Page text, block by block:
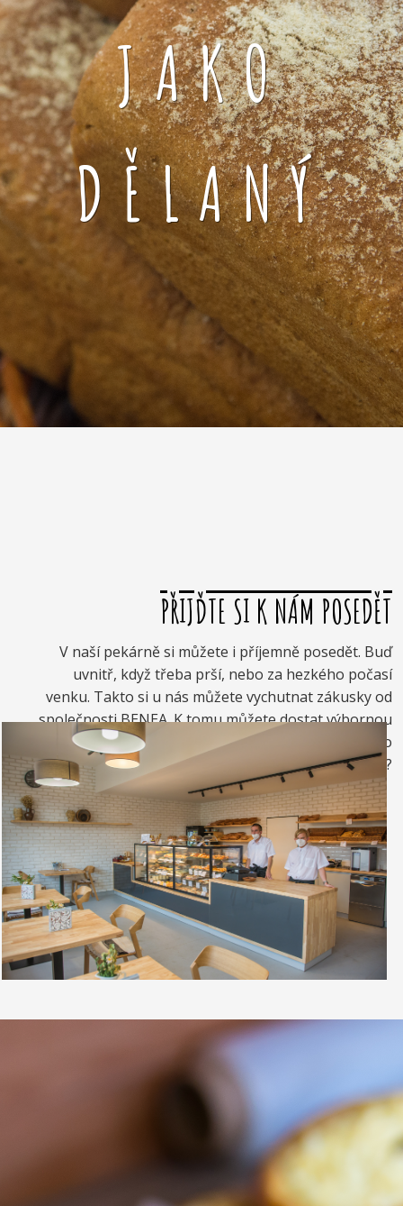
JAKO
DĚLANÝ
PŘIJĎTE SI K NÁM POSEDĚT
V naší pekárně si můžete i příjemně posedět. Buď
uvnitř, když třeba prší, nebo za hezkého počasí
venku. Takto si u nás můžete vychutnat zákusky od
společnosti BENEA. K tomu můžete dostat výbornou
kávou. Nebo si raději dáte zrmzlinový pohár nebo
vynikající točenou zmrzlinu?